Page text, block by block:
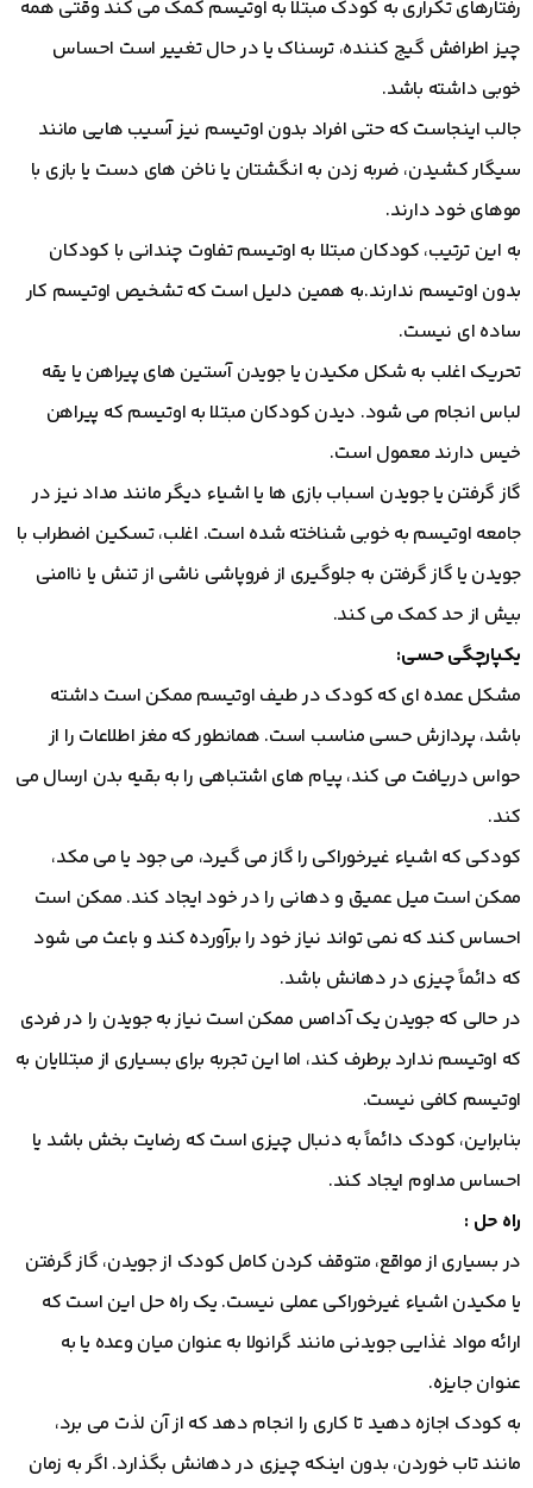
رفتارهای تکراری به کودک مبتلا به اوتیسم کمک می کند وقتی همه
چیز اطرافش گیج کننده، ترسناک یا در حال تغییر است احساس
خوبی داشته باشد.
جالب اینجاست که حتی افراد بدون اوتیسم نیز آسیب هایی مانند
سیگار کشیدن، ضربه زدن به انگشتان یا ناخن های دست یا بازی با
موهای خود دارند.
به این ترتیب، کودکان مبتلا به اوتیسم تفاوت چندانی با کودکان
بدون اوتیسم ندارند.به همین دلیل است که تشخیص اوتیسم کار
ساده ای نیست.
تحریک اغلب به شکل مکیدن یا جویدن آستین های پیراهن یا یقه
لباس انجام می شود. دیدن کودکان مبتلا به اوتیسم که پیراهن
خیس دارند معمول است.
گاز گرفتن یا جویدن اسباب بازی ها یا اشیاء دیگر مانند مداد نیز در
جامعه اوتیسم به خوبی شناخته شده است. اغلب، تسکین اضطراب با
جویدن یا گاز گرفتن به جلوگیری از فروپاشی ناشی از تنش یا ناامنی
بیش از حد کمک می کند.
یکپارچگی حسی:
مشکل عمده ای که کودک در طیف اوتیسم ممکن است داشته
باشد، پردازش حسی مناسب است. همانطور که مغز اطلاعات را از
حواس دریافت می کند، پیام های اشتباهی را به بقیه بدن ارسال می
کند.
کودکی که اشیاء غیرخوراکی را گاز می گیرد، می جود یا می مکد،
ممکن است میل عمیق و دهانی را در خود ایجاد کند. ممکن است
احساس کند که نمی تواند نیاز خود را برآورده کند و باعث می شود
که دائماً چیزی در دهانش باشد.
در حالی که جویدن یک آدامس ممکن است نیاز به جویدن را در فردی
که اوتیسم ندارد برطرف کند، اما این تجربه برای بسیاری از مبتلایان به
اوتیسم کافی نیست.
بنابراین، کودک دائماً به دنبال چیزی است که رضایت بخش باشد یا
احساس مداوم ایجاد کند.
راه حل :
در بسیاری از مواقع، متوقف کردن کامل کودک از جویدن، گاز گرفتن
یا مکیدن اشیاء غیرخوراکی عملی نیست. یک راه حل این است که
ارائه مواد غذایی جویدنی مانند گرانولا به عنوان میان وعده یا به
عنوان جایزه.
به کودک اجازه دهید تا کاری را انجام دهد که از آن لذت می برد،
مانند تاب خوردن، بدون اینکه چیزی در دهانش بگذارد. اگر به زمان